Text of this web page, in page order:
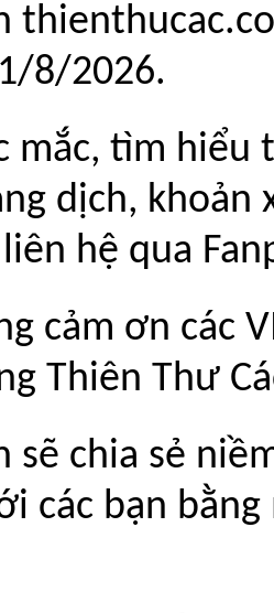
8/2026.
mắc, tìm hiểu
dịch, khoản
hệ qua
cảm ơn các
Thiên Thư
sẽ chia sẻ
các bạn